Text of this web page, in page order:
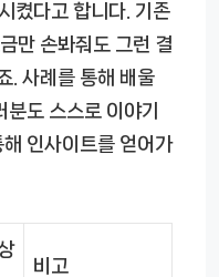
켰다고 합니다. 기존
만 손봐줘도 그런 결
. 사례를 통해 배울
도 스스로 이야기
인사이트를 얻어가
비고